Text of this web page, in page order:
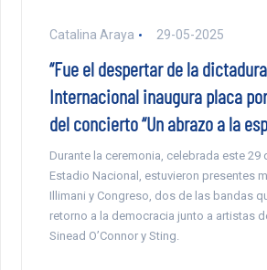
Catalina Araya 29-05-2025
“Fue el despertar de la
Internacional inaugura placa
del concierto “Un abrazo a la
Durante la ceremonia, celebrada este 29
Estadio Nacional, estuvieron presentes
Illimani y Congreso, dos de las bandas
retorno a la democracia junto a artistas
Sinead O’Connor y Sting.